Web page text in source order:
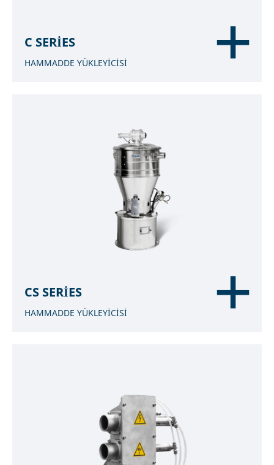
C SERIES
HAMMADDE YÜKLEYİCİSİ
CS SERIES
HAMMADDE YÜKLEYİCİSİ